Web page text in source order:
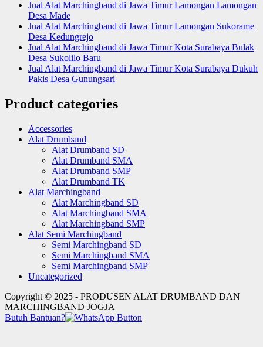
Jual Alat Marchingband di Jawa Timur Lamongan Lamongan
Desa Made
Jual Alat Marchingband di Jawa Timur Lamongan Sukorame
Desa Kedungrejo
Jual Alat Marchingband di Jawa Timur Kota Surabaya Bulak
Desa Sukolilo Baru
Jual Alat Marchingband di Jawa Timur Kota Surabaya Dukuh
Pakis Desa Gunungsari
Product categories
Accessories
Alat Drumband
Alat Drumband SD
Alat Drumband SMA
Alat Drumband SMP
Alat Drumband TK
Alat Marchingband
Alat Marchingband SD
Alat Marchingband SMA
Alat Marchingband SMP
Alat Semi Marchingband
Semi Marchingband SD
Semi Marchingband SMA
Semi Marchingband SMP
Uncategorized
Copyright © 2025 - PRODUSEN ALAT DRUMBAND DAN
MARCHINGBAND JOGJA
Butuh Bantuan?